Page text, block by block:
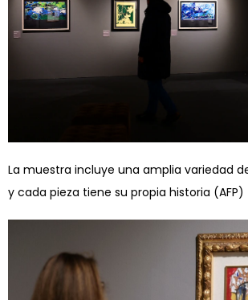
La muestra incluye una amplia variedad
y cada pieza tiene su propia historia (AFP)